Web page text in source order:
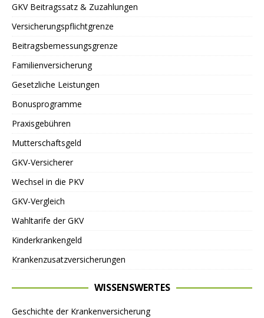
GKV Beitragssatz & Zuzahlungen
Versicherungspflichtgrenze
Beitragsbemessungsgrenze
Familienversicherung
Gesetzliche Leistungen
Bonusprogramme
Praxisgebühren
Mutterschaftsgeld
GKV-Versicherer
Wechsel in die PKV
GKV-Vergleich
Wahltarife der GKV
Kinderkrankengeld
Krankenzusatzversicherungen
WISSENSWERTES
Geschichte der Krankenversicherung